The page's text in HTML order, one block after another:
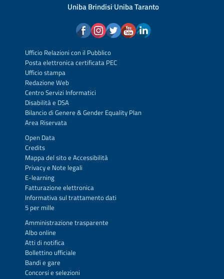
Uniba Brindisi·Uniba Taranto
Ufficio Relazioni con il Pubblico
Posta elettronica certificata PEC
Ufficio stampa
Redazione Web
Centro Servizi Informatici
Disabilità e DSA
Bilancio di Genere & Gender Equality Plan
Area Riservata
Open Data
Credits
Mappa del sitoe Accessibilità
Privacye Note legali
E-learning
Fatturazione elettronica
Informativa sul trattamento dati
5 per mille
Amministrazione trasparente
Albo online
Atti di notifica
Bollettino ufficiale
Bandi e gare
Concorsi e selezioni